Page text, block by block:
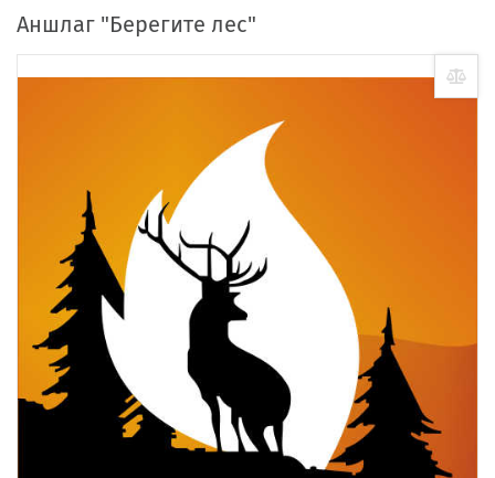
Аншлаг "Берегите лес"